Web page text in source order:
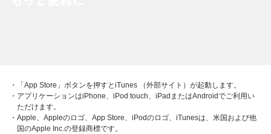
・「App Store」ボタンを押すとiTunes （外部サイト）が起動します。
・アプリケーションはiPhone、iPod touch、iPadまたはAndroidでご利用い
ただけます。
・Apple、Appleのロゴ、App Store、iPodのロゴ、iTunesは、米国および他
国のApple Inc.の登録商標です。